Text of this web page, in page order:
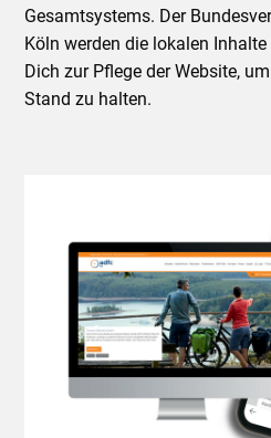
Gesamtsystems. Der
Köln werden die lokalen
Dich zur Pflege der Website,
Stand zu halten.